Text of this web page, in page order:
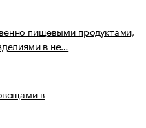
пищевыми продуктами,
в не…
в